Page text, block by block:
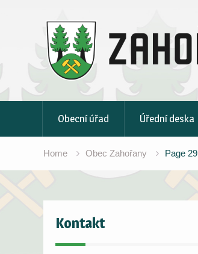
Obecní úřad Úřední deska
Home Obec Zahořany Page 29
Kontakt